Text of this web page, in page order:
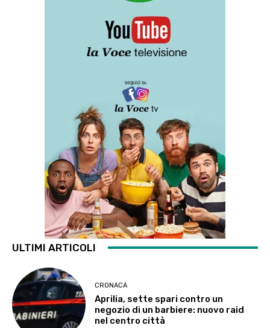
ULTIMI ARTICOLI
CRONACA
Aprilia, sette spari contro un
negozio di un barbiere: nuovo raid
nel centro città